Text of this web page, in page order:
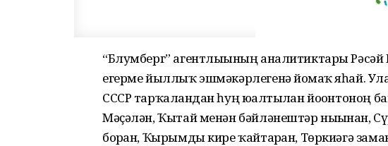
“Блумберг” агентлығының аналитиктары
егерме йыллыҡ эшмәкәрлегенә йомғаҡ яһай.
СССР тарҡалғандан һуң юғалтылған йоғонтоноң
Мәҫәлән, Ҡытай менән бәйләнештәр нығынған,
борған, Ҡырымды кире ҡайтарған, Төркиәгә